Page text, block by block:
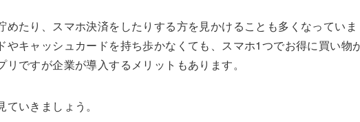
たり、スマホ決済をしたりする方を見かけることも多くなっていま
キャッシュカードを持ち歩かなくても、スマホ1つでお得に買い物
ですが企業が導入するメリットもあります。
いきましょう。